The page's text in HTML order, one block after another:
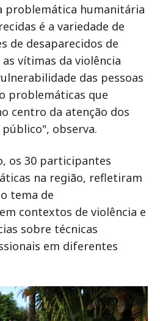
problemática humanitária
é a variedade de
de desaparecidos de
vítimas da violência
das pessoas
problemáticas que
centro da atenção dos
observa.
os 30 participantes
na região, refletiram
tema de
contextos de violência e
sobre técnicas
em diferentes